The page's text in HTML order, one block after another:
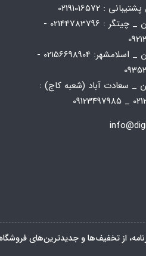
: 02191016572
انبار تهران _ چیتگر : 02144783796 -
انبار تهران _ اسلامشهر: 02156698904 -
_ سعادت آباد (شعبه کاج) :
از تخفیف‌ها و جدیدترین‌های فروشگاه